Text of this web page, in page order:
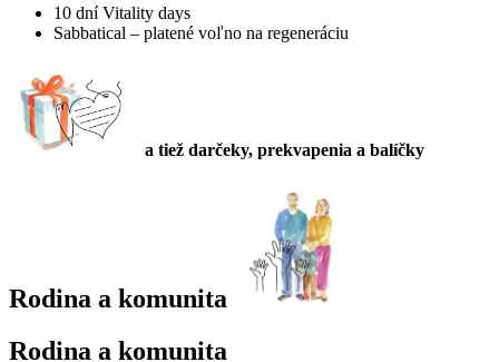
10 dní Vitality days
Sabbatical – platené voľno na regeneráciu
a tiež darčeky, prekvapenia a balíčky
Rodina a komunita
Rodina a komunita